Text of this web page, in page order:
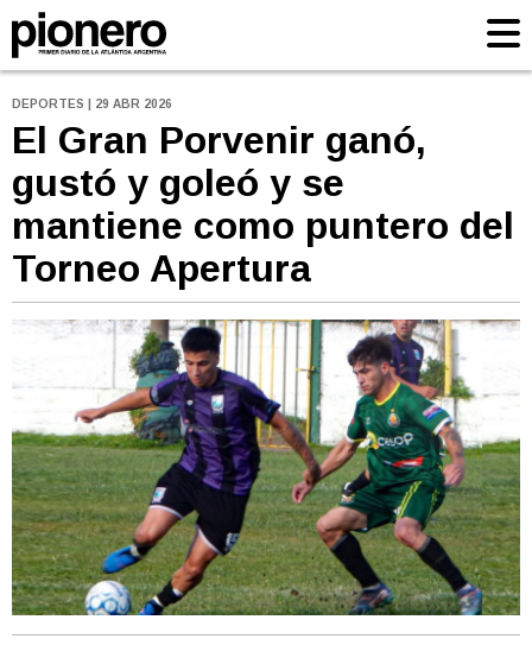
DEPORTES | 29 ABR 2026
El Gran Porvenir ganó,
gustó y goleó y se
mantiene como puntero del
Torneo Apertura